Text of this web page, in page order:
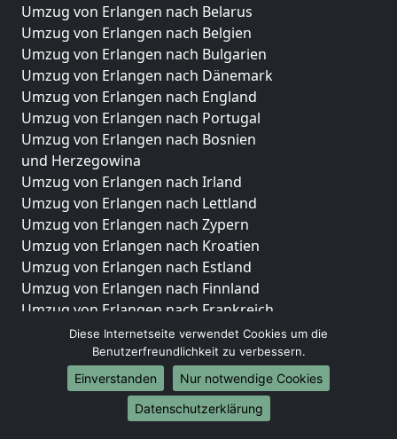
Umzug von Erlangen nach Belarus
Umzug von Erlangen nach Belgien
Umzug von Erlangen nach Bulgarien
Umzug von Erlangen nach Dänemark
Umzug von Erlangen nach England
Umzug von Erlangen nach Portugal
Umzug von Erlangen nach Bosnien
und Herzegowina
Umzug von Erlangen nach Irland
Umzug von Erlangen nach Lettland
Umzug von Erlangen nach Zypern
Umzug von Erlangen nach Kroatien
Umzug von Erlangen nach Estland
Umzug von Erlangen nach Finnland
Umzug von Erlangen nach Frankreich
Umzug von Erlangen nach Griechenland
Umzug von Erlangen nach Italien
Umzug von Erlangen nach Liechtenstein
Umzug von Erlangen nach Luxemburg
Umzug von Erlangen nach Niederlande
Diese Internetseite verwendet Cookies um die
Benutzerfreundlichkeit zu verbessern.
Einverstanden
Nur notwendige Cookies
Datenschutzerklärung